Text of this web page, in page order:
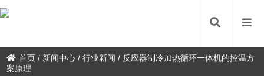
首页 / 新闻中心 /行业新闻 / 反应器制冷加热循环一体机的控温方
案原理